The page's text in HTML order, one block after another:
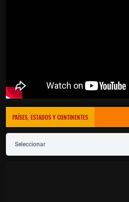
PAÍSES, ESTADOS Y CONTINENTES
Seleccionar